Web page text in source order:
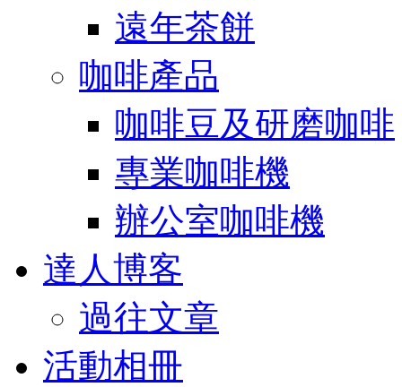
遠年茶餅
咖啡產品
咖啡豆及研磨咖啡
專業咖啡機
辦公室咖啡機
達人博客
過往文章
活動相冊